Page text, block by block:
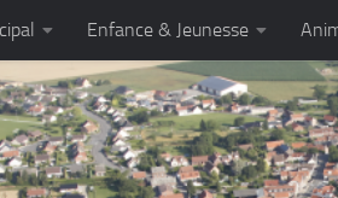
Enfance & Jeunesse